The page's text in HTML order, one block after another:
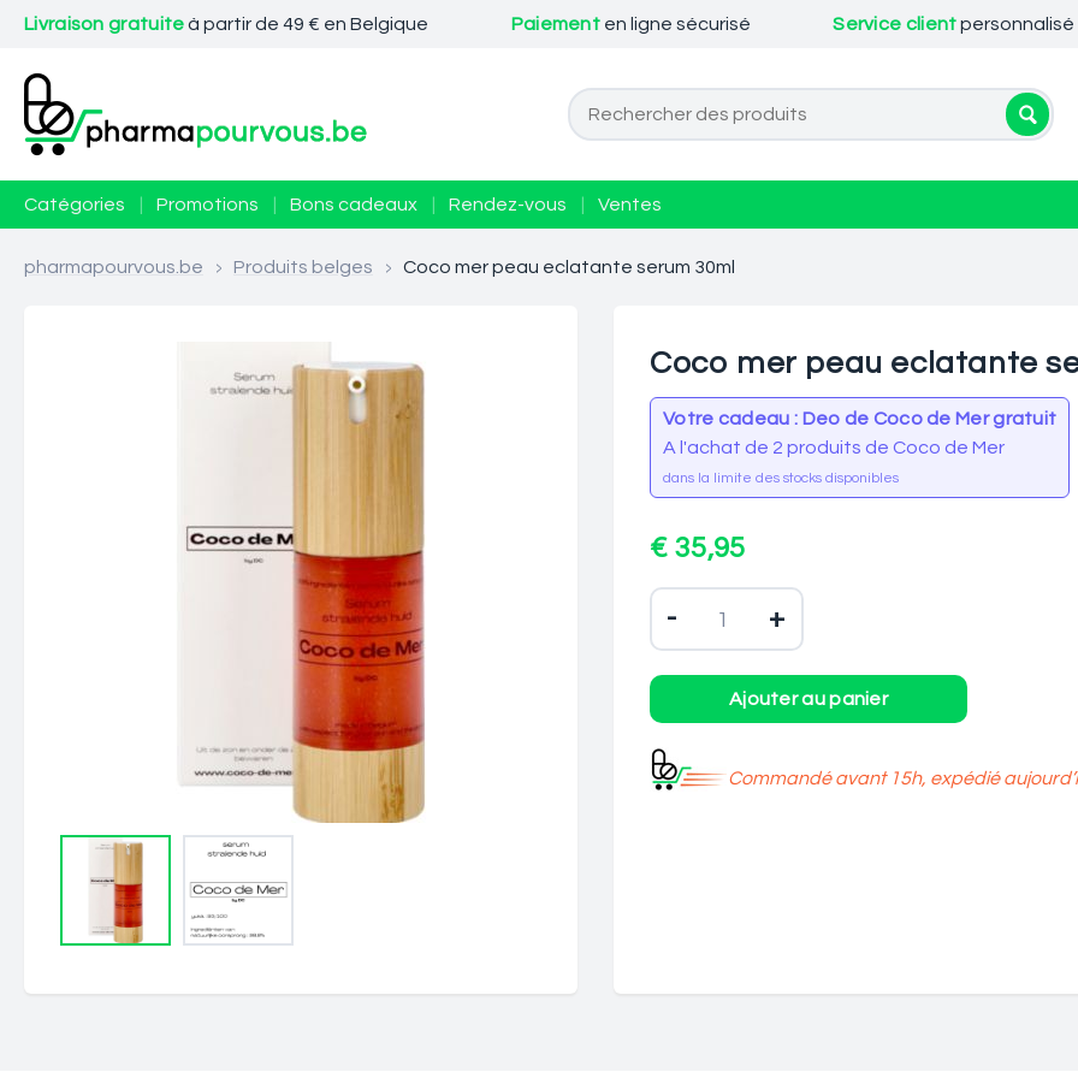
Livraison gratuiteà partir de 49 € en Belgique Paiement en ligne sécurisé Service clientpersonnalisé
Catégories Promotions Bons cadeaux Rendez-vous Ventes
pharmapourvous.be > Produits belges > Coco mer peau eclatante serum 30ml
Coco mer peau eclatante
Votre cadeau : Deo de Coco de Mer gratuit
A l'achat de 2 produits de Coco de Mer
dans la limite des stocks disponibles
€ 35,95
- +
Commandé avant 15h, expédié